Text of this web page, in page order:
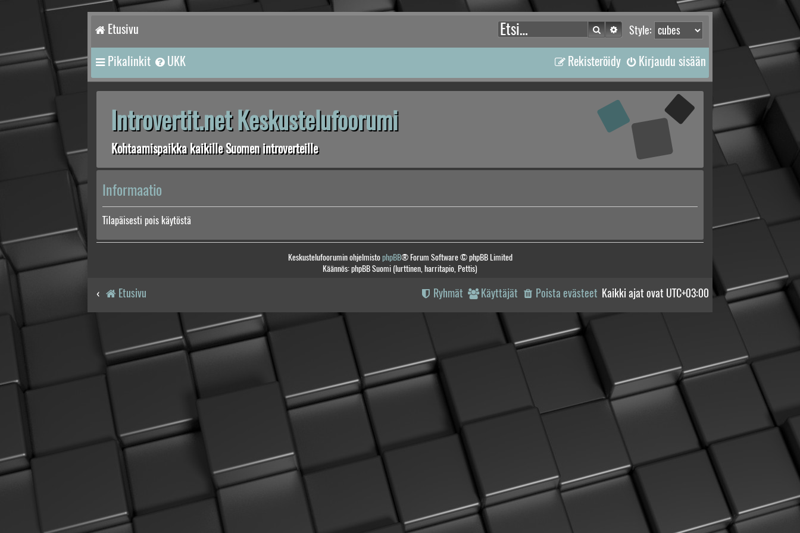
Etusivu Style:
Etsi Tarkennettu haku
Pikalinkit UKK Kirjaudu sisään
Rekisteröidy
Introvertit.net Keskustelufoorumi
Kohtaamispaikka kaikille Suomen introverteille
Informaatio
Tilapäisesti pois käytöstä
Keskustelufoorumin ohjelmistophpBB® Forum Software © phpBB Limited
Käännös: phpBB Suomi (lurttinen, harritapio, Pettis)
Etusivu Kaikki ajat ovat UTC+03:00
Poista evästeet
Käyttäjät
Ryhmät